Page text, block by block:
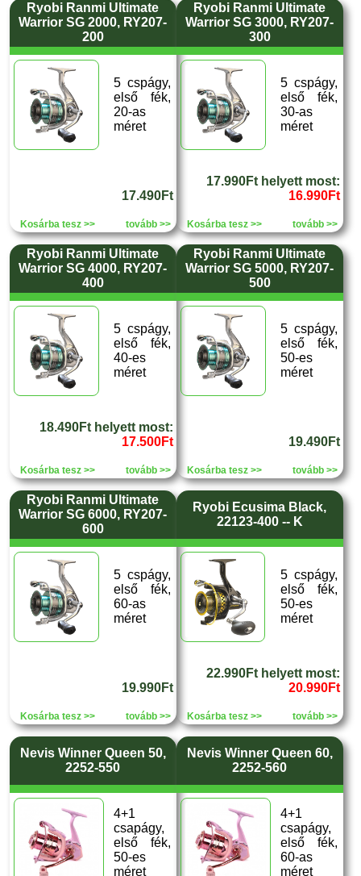
Ryobi Ranmi Ultimate
Warrior SG 2000, RY207-
200
5 cspágy,
első fék,
20-as
méret
17.490Ft
Kosárba tesz >> tovább >>
Ryobi Ranmi Ultimate
Warrior SG 3000, RY207-
300
5 cspágy,
első fék,
30-as
méret
17.990Ft helyett most:
16.990Ft
Kosárba tesz >> tovább >>
Ryobi Ranmi Ultimate
Warrior SG 4000, RY207-
400
5 cspágy,
első fék,
40-es
méret
18.490Ft helyett most:
17.500Ft
Kosárba tesz >> tovább >>
Ryobi Ranmi Ultimate
Warrior SG 5000, RY207-
500
5 cspágy,
első fék,
50-es
méret
19.490Ft
Kosárba tesz >> tovább >>
Ryobi Ranmi Ultimate
Warrior SG 6000, RY207-
600
5 cspágy,
első fék,
60-as
méret
19.990Ft
Kosárba tesz >> tovább >>
Ryobi Ecusima Black,
22123-400 -- K
5 cspágy,
első fék,
50-es
méret
22.990Ft helyett most:
20.990Ft
Kosárba tesz >> tovább >>
Nevis Winner Queen 50,
2252-550
4+1
csapágy,
első fék,
50-es
méret
Nevis Winner Queen 60,
2252-560
4+1
csapágy,
első fék,
60-as
méret